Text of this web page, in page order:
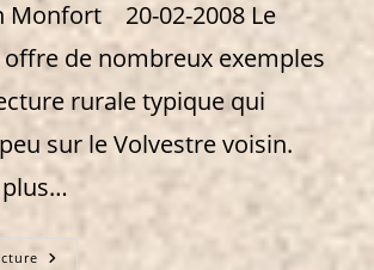
Monfort 20-02-2008 Le
de nombreux exemples
rurale typique qui
sur le Volvestre voisin.
plus…
17